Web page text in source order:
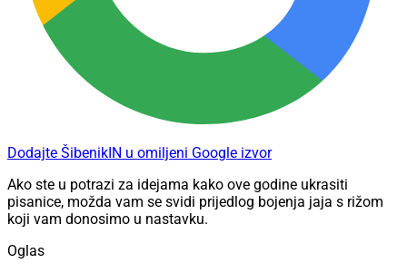
Dodajte ŠibenikIN u omiljeni Google izvor
Ako ste u potrazi za idejama kako ove godine ukrasiti
pisanice, možda vam se svidi prijedlog bojenja jaja s rižom
koji vam donosimo u nastavku.
Oglas